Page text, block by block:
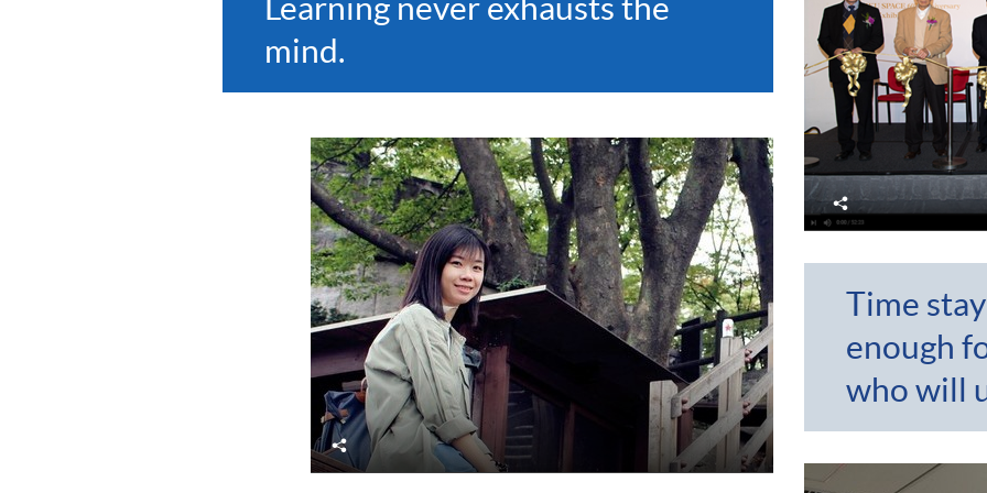
Learning never exhausts the
mind.
分
享
分
享
Time
enough
who will